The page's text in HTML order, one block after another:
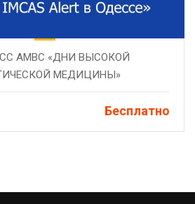
AMBC «ДНИ ВЫСОКОЙ
МЕДИЦИНЫ»
Бесплатно